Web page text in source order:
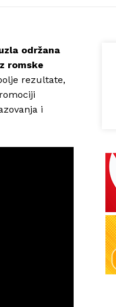
održana
romske
rezultate,
i